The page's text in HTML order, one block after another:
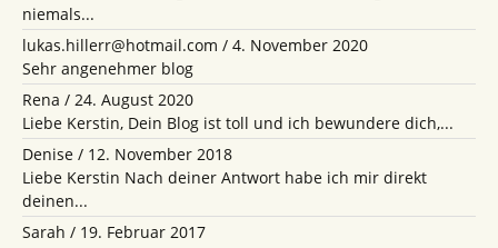
niemals...
lukas.hillerr@hotmail.com / 4. November 2020
Sehr angenehmer blog
Rena / 24. August 2020
Liebe Kerstin, Dein Blog ist toll und ich bewundere dich,...
Denise / 12. November 2018
Liebe Kerstin Nach deiner Antwort habe ich mir direkt
deinen...
Sarah / 19. Februar 2017